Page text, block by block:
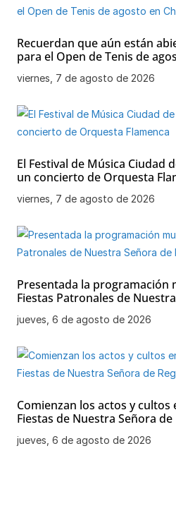
Recuerdan que aún están
para el Open de Tenis de
viernes, 7 de agosto de 2026
El Festival de Música Ciudad
un concierto de Orquesta
viernes, 7 de agosto de 2026
Presentada la programación
Fiestas Patronales de
jueves, 6 de agosto de 2026
Comienzan los actos y
Fiestas de Nuestra Señora de
jueves, 6 de agosto de 2026